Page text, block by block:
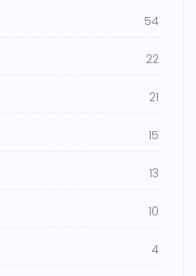
54
22
21
15
13
10
4